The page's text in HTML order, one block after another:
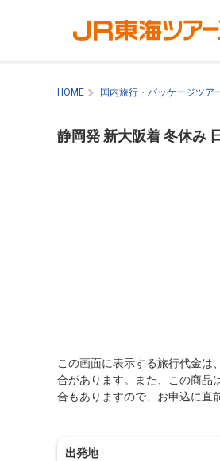
HOME 国内旅行・パッケージツア
静岡発 新大阪着 冬休み
この画面に表示する旅行代金は
合があります。また、この商品
合もありますので、お申込に直
出発地